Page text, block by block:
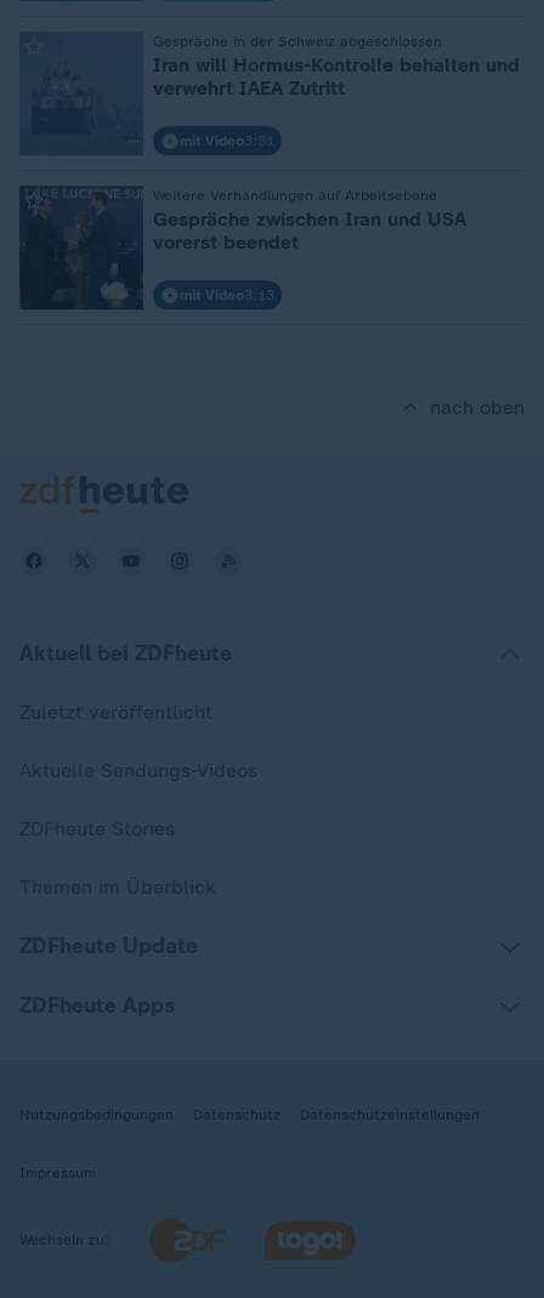
Gespräche in der Schweiz abgeschlossen
Iran will Hormus-Kontrolle behalten und
verwehrt IAEA Zutritt
mit Video3:31
Weitere Verhandlungen auf Arbeitsebene
Gespräche zwischen Iran und USA
vorerst beendet
mit Video3:13
nach oben
Nutzungsbedingungen Datenschutz Datenschutzeinstellungen
Impressum
Wechseln zu: